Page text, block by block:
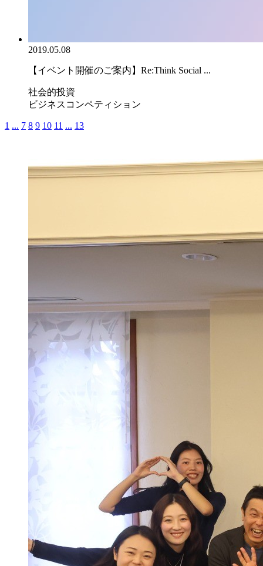
2019.05.08
【イベント開催のご案内】Re:Think Social ...
社会的投資
ビジネスコンペティション
1 ... 7 8 9 10 11 ... 13